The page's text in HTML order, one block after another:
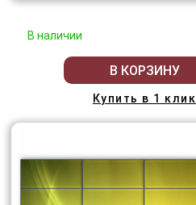
В наличии
В КОРЗИНУ
Купить в 1 клик